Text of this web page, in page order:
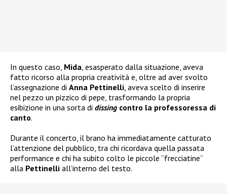
In questo caso, Mida , esasperato dalla situazione, aveva
fatto ricorso alla propria creatività e, oltre ad aver svolto
l’assegnazione di Anna Pettinelli , aveva scelto di inserire
nel pezzo un pizzico di pepe, trasformando la propria
esibizione in una sorta di dissing contro la professoressa di
canto.
Durante il concerto, il brano ha immediatamente catturato
l’attenzione del pubblico, tra chi ricordava quella passata
performance e chi ha subito colto le piccole “frecciatine”
alla Pettinelli all’interno del testo.